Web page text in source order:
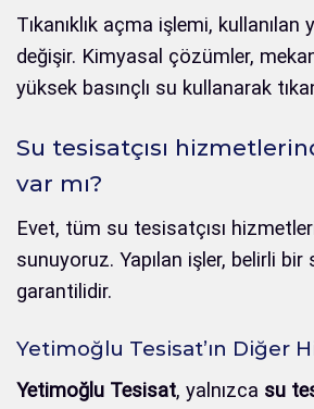
Tıkanıklık açma işlemi,
değişir. Kimyasal çözümler,
yüksek basınçlı su kullanarak
Su tesisatçısı
var mı?
Evet, tüm su tesisatçısı
sunuyoruz. Yapılan işler, belirli bir
garantilidir.
Yetimoğlu Tesisat’ın Diğer
Yetimoğlu Tesisat, yalnızca su